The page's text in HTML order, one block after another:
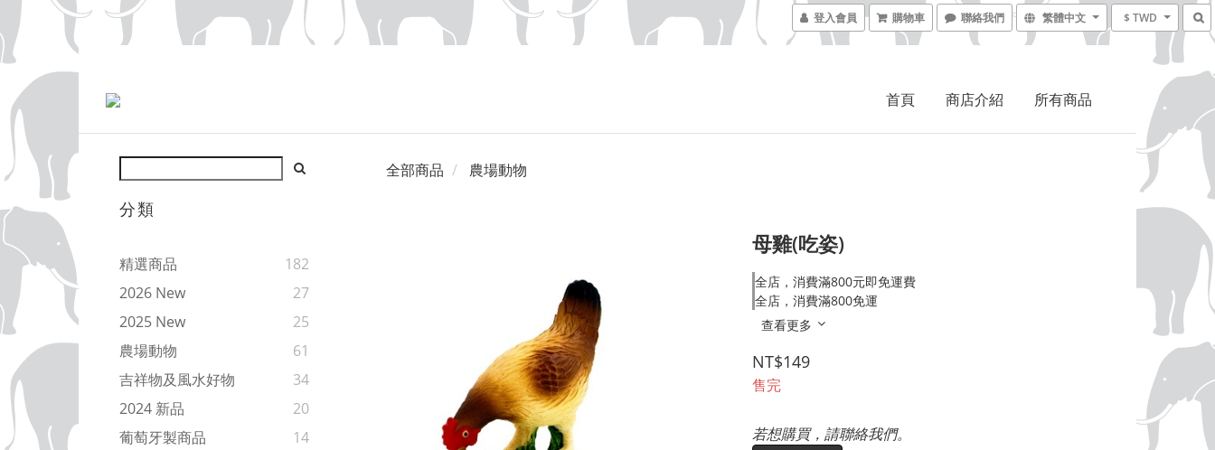
登入會員 購物車 聯絡我們 繁體中文 $ TWD
首頁 商店介紹 所有商品
分類
精選商品
182
2026 New
27
2025 New
25
農場動物
61
吉祥物及風水好物
34
2024 新品
20
葡萄牙製商品
14
全部商品 農場動物
母雞(吃姿)
全店，消費滿800元即免運費
全店，消費滿800免運
查看更多
NT$149
售完
若想購買，請聯絡我們。